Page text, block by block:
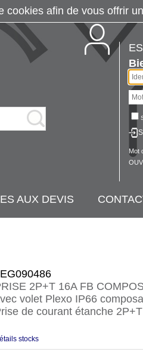
Mot
AUX DEVIS
2P+T 16A FB
volet Plexo IP66
de courant étanche 2P+T
stocks
cookies afin de vous